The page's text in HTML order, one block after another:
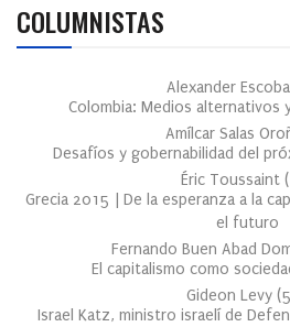
COLUMNISTAS
Alexander
Colombia: Medios alternativos
Amílcar Salas
Desafíos y gobernabilidad del
Éric Toussaint (
Grecia 2015 | De la esperanza a la
el futuro
Fernando Buen Abad
El capitalismo como
Gideon Levy (
Israel Katz, ministro israelí de